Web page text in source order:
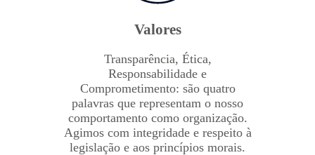
Valores
Transparência, Ética,
Responsabilidade e
Comprometimento: são quatro
palavras que representam o nosso
comportamento como organização.
Agimos com integridade e respeito à
legislação e aos princípios morais.